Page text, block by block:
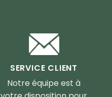
SERVICE CLIENT
Notre équipe est à